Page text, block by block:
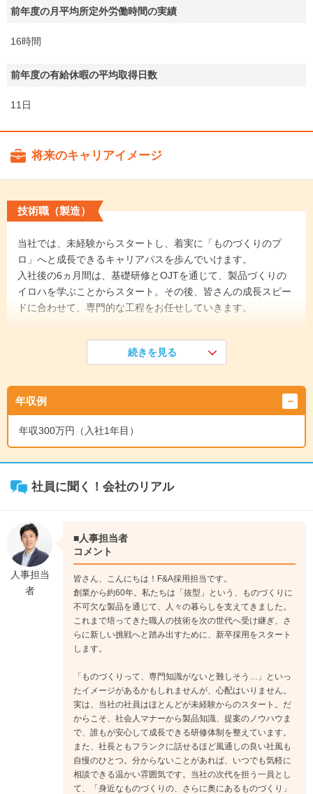
前年度の月平均所定外労働時間の実績
16時間
前年度の有給休暇の平均取得日数
11日
将来のキャリアイメージ
技術職（製造）
当社では、未経験からスタートし、着実に「ものづくりのプ
ロ」へと成長できるキャリアパスを歩んでいけます。
入社後の6ヵ月間は、基礎研修とOJTを通じて、製品づくりの
イロハを学ぶことからスタート。その後、皆さんの成長スピー
ドに合わせて、専門的な工程をお任せしていきます。
まずは基礎研修とOJTで、ものづくりの基本を学びます。『ウ
当し、製品全体の流れやスキルを覚えていきましょう。
↓
いよいよ、抜型の根幹となる“刃”をつくる『金属加工』に挑
戦。技術・経験・感覚が最も必要とされる工程です。これをマ
↓
る「教育担当」や部門をまとめる「管理者」などを目指せま
す。もしくは、技術をさらに磨き上げ、「職人」としての高み
を目指す道も拓けます。
技術職（設計）
未経験から着実に「設計のプロ」へと成長できるキャリアパス
を歩んでいけます。ここでは、入社後の具体的なキャリアステ
ップの一例をご紹介します。
入社後は、CADの操作から学び設計としてのキャリアをスター
ト。将来的にはパッケージやディスプレイの構造そのもののデ
ザインを担当します。
《入社1年目》
まずは研修でCADの基本操作からしっかり学びます。その後
は、先輩のサポートを受けながら、簡単な設計データ作成から
続きを見る
年収例
年収300万円（入社1年目）
社員に聞く！会社のリアル
人事担当
者
■人事担当者
コメント
皆さん、こんにちは！F&A採用担当です。
創業から約60年。私たちは「抜型」という、ものづくりに
不可欠な製品を通じて、人々の暮らしを支えてきました。
これまで培ってきた職人の技術を次の世代へ受け継ぎ、さ
らに新しい挑戦へと踏み出すために、新卒採用をスタート
します。
「ものづくりって、専門知識がないと難しそう…」といっ
たイメージがあるかもしれませんが、心配はいりません。
実は、当社の社員はほとんどが未経験からのスタート。だ
からこそ、社会人マナーから製品知識、提案のノウハウま
で、誰もが安心して成長できる研修体制を整えています。
また、社長ともフランクに話せるほど風通しの良い社風も
自慢のひとつ。分からないことがあれば、いつでも気軽に
相談できる温かい雰囲気です。当社の次代を担う一員とし
て、「身近なものづくりの、さらに奥にあるものづくり」